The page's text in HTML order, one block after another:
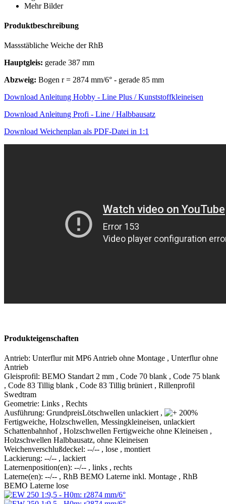
Mehr Bilder
Produktbeschreibung
Massstäbliche Weiche der RhB
Hauptgleis: gerade 387 mm
Abzweig: Bogen r = 2874 mm/6° - gerade 85 mm
Download Anleitung Hobby - Line Plus / Kunststoffkleineisen
Download Anleitung Profi - Line / Halbbausatz
Download Weichenplan als PDF-Datei in 1:1
Produkteigenschaften
Antrieb: Unterflur mit MP6 Antrieb ohne Montage , Unterflur ohne
Antrieb
Gleisprofil: BEMO Standart 2 mm , Code 70 blank , Code 75 blank
, Code 83 Tillig blank , Code 83 Tillig brüniert , Rillenprofil
Swedtram
Geometrie: Links , Rechts
Ausführung: GrundpreisLötschwellen unlackiert ,
Fertigweiche, Holzschwellen, Messingkleineisen, unlackiert
Schattenbahnhof , Holzschwellen Fertigweiche ohne Kleineisen ,
Holzschwellen Halbbausatz, ohne Kleineisen
Weichenverschlußdeckel: --/-- , lose , montiert
Lackierung: --/-- , lackiert
Laternenposition(en): --/-- , links , rechts
Laterne(en): --/-- , RhB BEMO Laterne inkl. Montage , RhB
BEMO Laterne lose